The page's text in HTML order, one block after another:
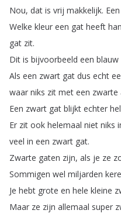
Nou, dat is vrij makkelijk. Een
Welke kleur een gat heeft
gat zit.
Dit is bijvoorbeeld een blauw
Als een zwart gat dus echt
waar niks zit met een zwarte
Een zwart gat blijkt echter
Er zit ook helemaal niet niks
veel in een zwart gat.
Zwarte gaten zijn, als je ze
Sommigen wel miljarden
Je hebt grote en hele kleine
Maar ze zijn allemaal super